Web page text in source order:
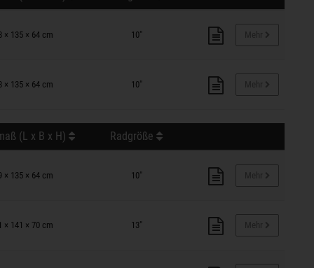
× 135 × 64 cm 10"
× 135 × 64 cm 10"
(L x B x H) Radgröße
× 135 × 64 cm 10"
× 141 × 70 cm 13"